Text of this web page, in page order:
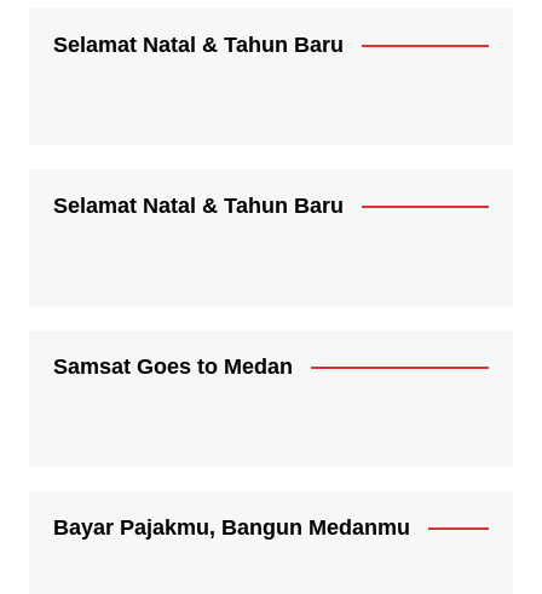
Selamat Natal & Tahun Baru
Selamat Natal & Tahun Baru
Samsat Goes to Medan
Bayar Pajakmu, Bangun Medanmu